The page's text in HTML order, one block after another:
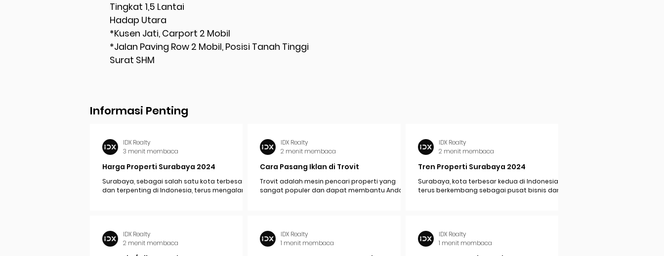
Tingkat 1,5 Lantai
Hadap Utara
*Kusen Jati, Carport 2 Mobil
*Jalan Paving Row 2 Mobil, Posisi Tanah Tinggi
Surat SHM
Informasi Penting
Harga Properti Surabaya 2024
Surabaya, sebagai salah satu kota terbesar
dan terpenting di Indonesia, terus mengalami
IDX Realty
3 menit membaca
Cara Pasang Iklan di Trovit
Trovit adalah mesin pencari properti yang
sangat populer dan dapat membantu Anda
IDX Realty
2 menit membaca
Tren Properti Surabaya 2024
Surabaya, kota terbesar kedua di Indonesia,
terus berkembang sebagai pusat bisnis dan
IDX Realty
2 menit membaca
IDX Realty
2 menit membaca
IDX Realty
1 menit membaca
IDX Realty
1 menit membaca